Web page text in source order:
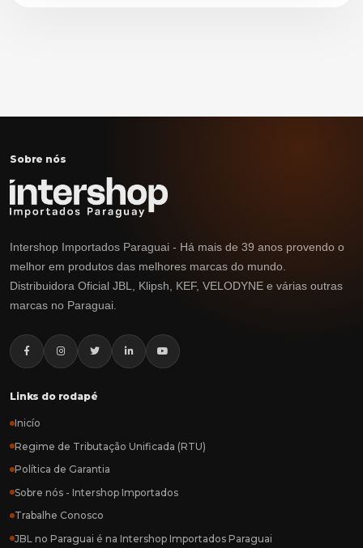
Sobre nós
Intershop Importados Paraguai - Há mais de 39 anos provendo o
melhor em produtos das melhores marcas do mundo.
Distribuidora Oficial JBL, Klipsh, KEF, VELODYNE e várias outras
marcas no Paraguai.
Links do rodapé
Inicío
Regime de Tributação Unificada (RTU)
Política de Garantia
Sobre nós - Intershop Importados
Trabalhe Conosco
JBL no Paraguai é na Intershop Importados Paraguai